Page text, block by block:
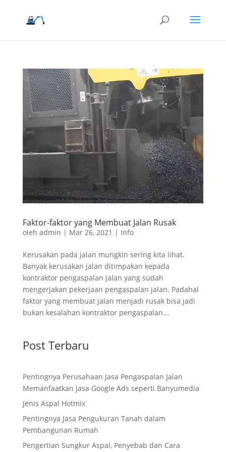
Faktor-faktor yang Membuat Jalan Rusak
oleh admin | Mar 26, 2021 | Info
Kerusakan pada jalan mungkin sering kita lihat.
Banyak kerusakan jalan ditimpakan kepada
kontraktor pengaspalan jalan yang sudah
mengerjakan pekerjaan pengaspalan jalan. Padahal
faktor yang membuat jalan menjadi rusak bisa jadi
bukan kesalahan kontraktor pengaspalan...
Post Terbaru
Pentingnya Perusahaan Jasa Pengaspalan Jalan
Memanfaatkan Jasa Google Ads seperti Banyumedia
Jenis Aspal Hotmix
Pentingnya Jasa Pengukuran Tanah dalam
Pembangunan Rumah
Pengertian Sungkur Aspal, Penyebab dan Cara